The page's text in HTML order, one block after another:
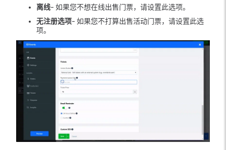
离线- 如果您不想在线出售门票，请设置此选项。
无注册选项- 如果您不打算出售活动门票，请设置此选
项。